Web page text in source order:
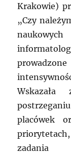
Krakowie)
„Czy
placówek
zadania